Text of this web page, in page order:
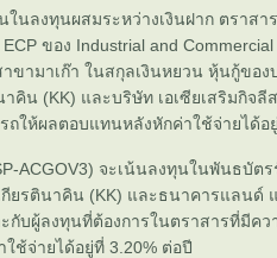
นลงทุนผสมระหว่างเงินฝาก ตราสา
ของ Industrial and Commercial
าขามาเก๊า ในสกุลเงินหยวน หุ้นกู้ขอ
คิน (KK) และบริษัท เอเซียเสริมกิจลี
ให้ผลตอบแทนหลังหักค่าใช้จ่ายได้อ
จะเน้นลงทุนในพันธบัตร
ยรตินาคิน (KK) และธนาคารแลนด์
บผู้ลงทุนที่ต้องการในตราสารที่มีคว
ช้จ่ายได้อยู่ที่ 3.20% ต่อปี